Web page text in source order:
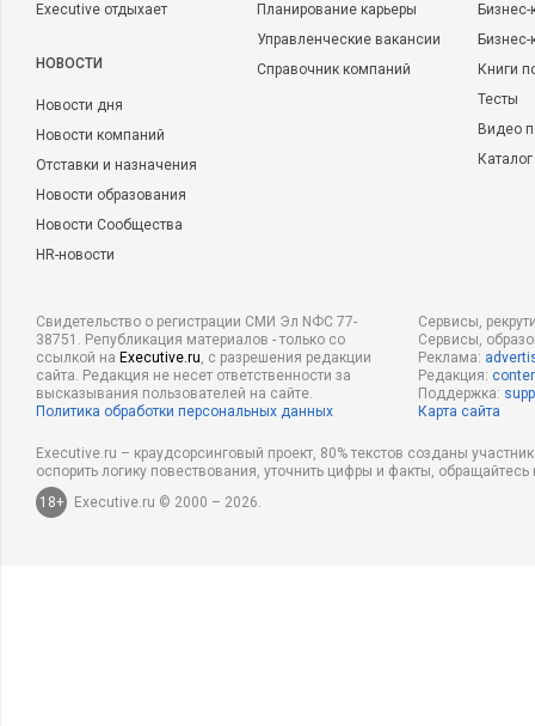
Executive отдыхает
НОВОСТИ
Новости дня
Новости компаний
Отставки и назначения
Новости образования
Новости Сообщества
HR-новости
Планирование карьеры
Управленческие вакансии
Справочник компаний
Бизнес-
Книги
Тесты
Видео
Свидетельство о регистрации СМИ Эл NФС 77-
38751. Републикация материалов - только со
ссылкой на Executive.ru, с разрешения редакции
сайта. Редакция не несет ответственности за
высказывания пользователей на сайте.
Политика обработки персональных данных
Сервисы,
Сервисы,
Реклама:
Редакция:
Поддержка:
Карта сайта
Executive.ru – краудсорсинговый проект, 80% текстов созданы
оспорить логику повествования, уточнить цифры и факты,
18+
Executive.ru © 2000 – 2026.